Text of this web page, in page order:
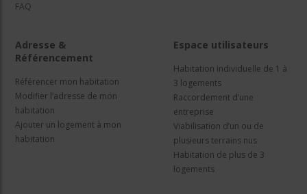
FAQ
Adresse &
Référencement
Référencer mon habitation
Modifier l’adresse de mon
habitation
Ajouter un logement à mon
habitation
Espace utilisateurs
Habitation individuelle de 1 à
3 logements
Raccordement d’une
entreprise
Viabilisation d’un ou de
plusieurs terrains nus
Habitation de plus de 3
logements